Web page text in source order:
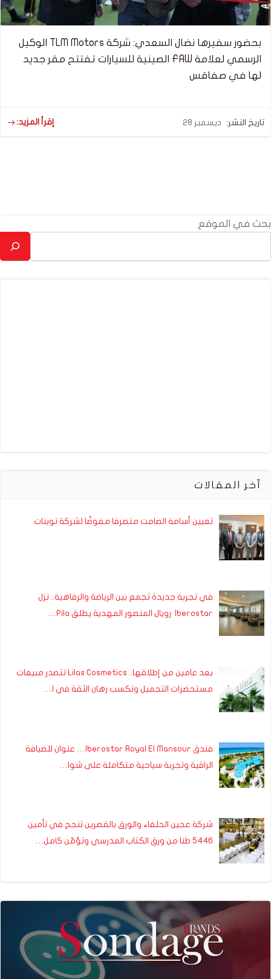
بحضور سفيرها نضال السعدي: شركة TLM Motors الوكيل
الرسمي لعلامة FAW الصينية للسيارات تفتتح مقر جديد
لها في صفاقس
تاريخ النشر: ديسمبر 28 إقرأ المزيد:
بحث في الموقع
آخر المقالات
تعيين أسامة الصامت متصرفا مفوضًا لشركة توبنات
في تجربة جديدة تجمع بين الرياضة والرفاهية.. نزل
Iberostar رويال المنصور المهدية يطلق Pila…
بعد عامين من إطلاقها.. Lilas Cosmetics تتصدر مبيعات
مستحضرات التجميل وتكسب رهان الثقة في ا…
فندق Iberostar Royal El Mansour… عنوان للضيافة
الراقية وتجربة سياحية متكاملة على شوا…
شركة عجين الحلفاء والورق بالقصرين تنجح في تأمين
5446 طنا من ورق الكتاب المدرسي وتؤمّن كامل…